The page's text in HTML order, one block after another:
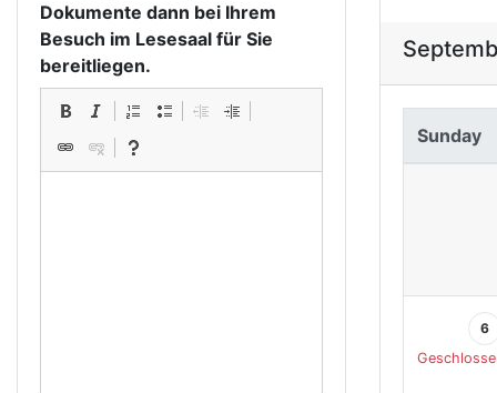
Dokumente dann bei Ihrem
Besuch im Lesesaal für Sie
bereitliegen.
Sunday
6